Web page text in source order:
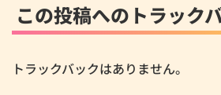
この投稿へのトラック
トラックバックはありません。